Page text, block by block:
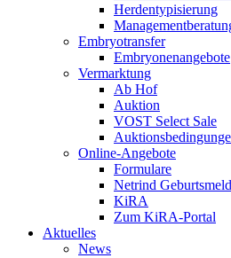
Herdentypisierung
Embryotransfer
Embryonenangebote
Vermarktung
Ab Hof
Auktion
VOST Select Sale
Online-Angebote
Formulare
Netrind
KiRA
Zum KiRA-Portal
Aktuelles
News